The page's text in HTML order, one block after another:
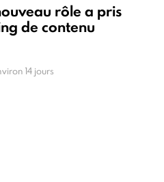
rôle a pris
de contenu
14 jours